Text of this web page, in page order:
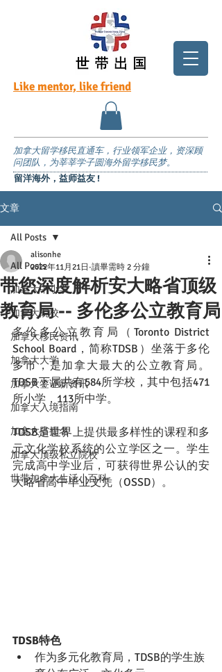
Like mentor, like friend
加拿大留学移民直通车，行业领军企业，资深顾
问团队，为莘莘学子圆海外留学移民梦。
留洋海外，益师益友 !
文章
All Posts
加拿大中小学
加拿大院校
加拿大移民资讯
加拿大大学
加拿大签证新资讯
加拿大入境指南
加拿大省提名
加拿大顶级私立院校
世带加拿大生活小百科
All Posts
带您深度解析安大略省顶级
教育局 -- 多伦多公立教育局
alisonhe
2022年11月21日 讀畢需時 2 分鐘
多伦多公立教育局（Toronto District
School Board，简称TDSB）坐落于多伦
多市，是加拿大最大的公立教育局。
TDSB下属共有584所学校，其中包括471
所小学，113所中学。
TDSB是世界上提供最多样性的课程和多
元文化学校系统的公立学区之一。学生
完成高中学业后，可获得世界公认的安
大略省高中毕业文凭（OSSD）。
TDSB特色
作为多元化教育局，TDSB的学生族